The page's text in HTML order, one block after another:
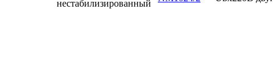
нестабилизированный